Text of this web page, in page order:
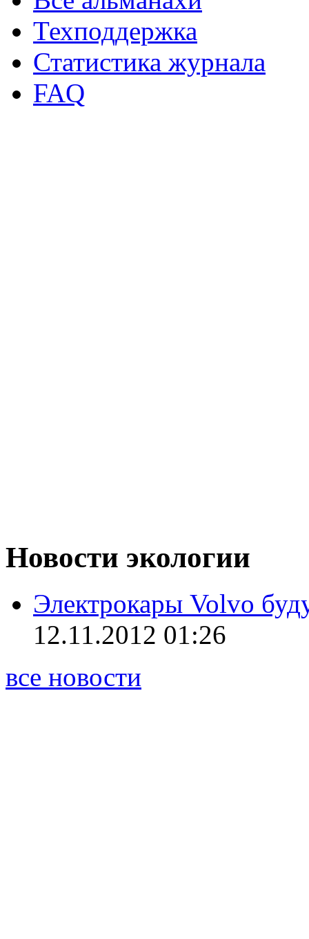
Техподдержка
Статистика журнала
FAQ
Новости экологии
Электрокары Volvo
12.11.2012 01:26
все новости